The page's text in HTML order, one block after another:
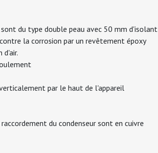
du type double peau avec 50 mm d'isolant
la corrosion par un revêtement époxy
d'air.
par le haut de l'appareil
du condenseur sont en cuivre